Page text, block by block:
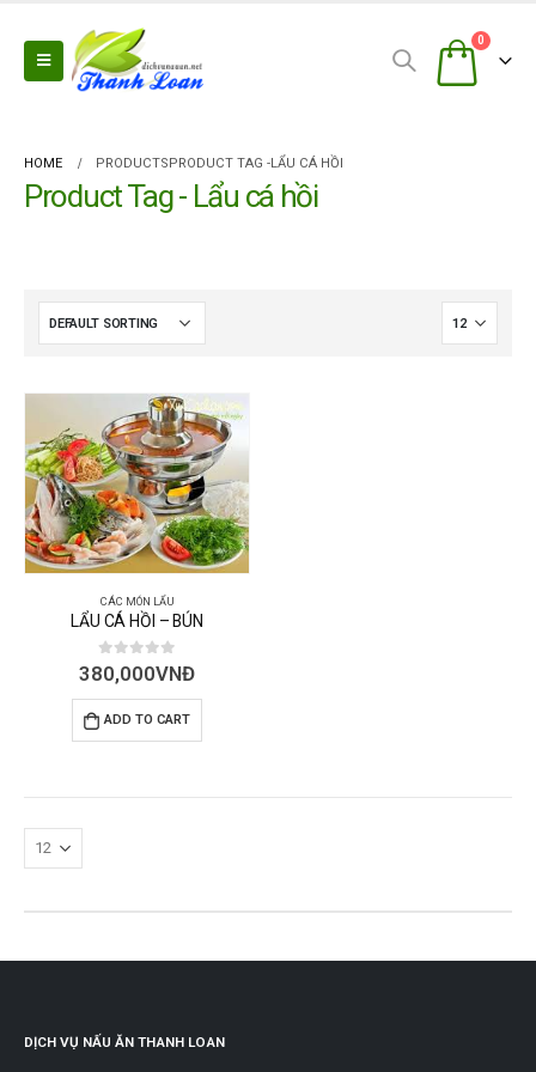
0
HOME PRODUCTS PRODUCT TAG -LẨU CÁ HỒI
Product Tag - Lẩu cá hồi
CÁC MÓN LẨU
LẨU CÁ HỒI – BÚN
0out of 5
380,000VNĐ
ADD TO CART
DỊCH VỤ NẤU ĂN THANH LOAN